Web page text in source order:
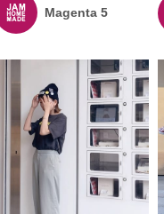
Magenta 5